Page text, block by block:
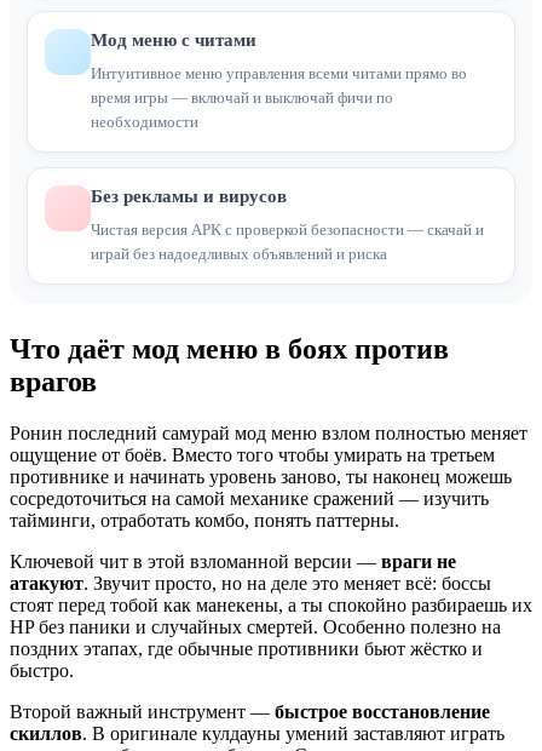
Мод меню с читами
Интуитивное меню управления всеми читами прямо во
время игры — включай и выключай фичи по
необходимости
Без рекламы и вирусов
Чистая версия APK с проверкой безопасности — скачай и
играй без надоедливых объявлений и риска
Что даёт мод меню в боях против
врагов
Ронин последний самурай мод меню взлом полностью меняет
ощущение от боёв. Вместо того чтобы умирать на третьем
противнике и начинать уровень заново, ты наконец можешь
сосредоточиться на самой механике сражений — изучить
тайминги, отработать комбо, понять паттерны.
Ключевой чит в этой взломанной версии — враги не
атакуют. Звучит просто, но на деле это меняет всё: боссы
стоят перед тобой как манекены, а ты спокойно разбираешь их
HP без паники и случайных смертей. Особенно полезно на
поздних этапах, где обычные противники бьют жёстко и
быстро.
Второй важный инструмент — быстрое восстановление
скиллов. В оригинале кулдауны умений заставляют играть